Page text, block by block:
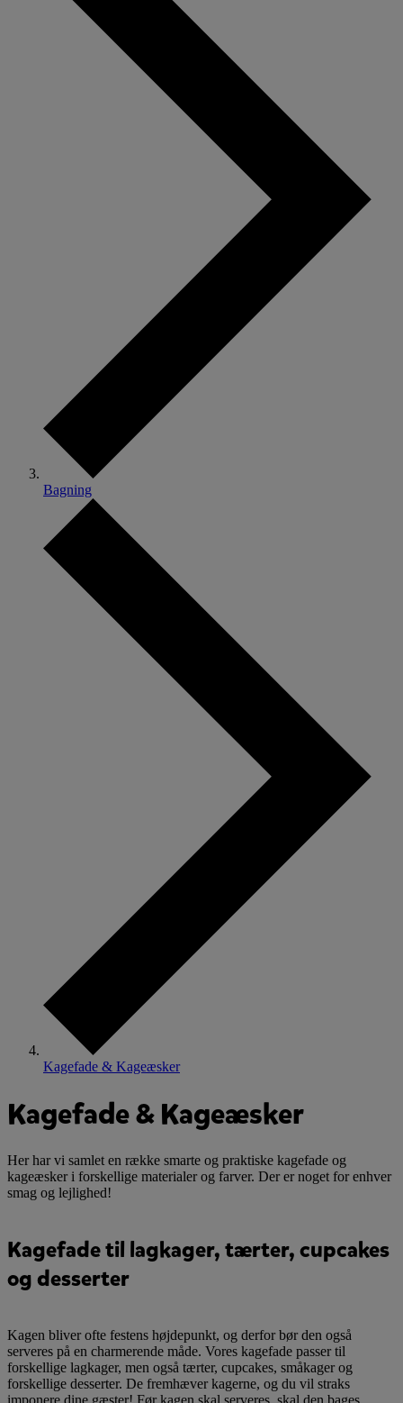
Bagning
Kagefade & Kageæsker
Kagefade & Kageæsker
Her har vi samlet en række smarte og praktiske kagefade og
kageæsker i forskellige materialer og farver. Der er noget for enhver
smag og lejlighed!
Kagefade til lagkager, tærter, cupcakes
og desserter
Kagen bliver ofte festens højdepunkt, og derfor bør den også
serveres på en charmerende måde. Vores kagefade passer til
forskellige lagkager, men også tærter, cupcakes, småkager og
forskellige desserter. De fremhæver kagerne, og du vil straks
imponere dine gæster! Før kagen skal serveres, skal den bages,